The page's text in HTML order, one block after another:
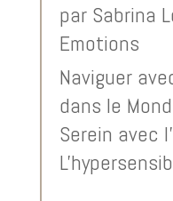
par Sabrina
Emotions
Naviguer
dans le
Serein avec